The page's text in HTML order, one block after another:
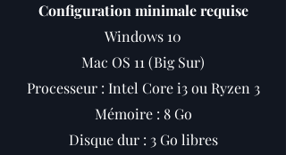
Configuration minimale requise
Windows 10
Mac OS 11 (Big Sur)
Processeur : Intel Core i3 ou Ryzen 3
Mémoire : 8 Go
Disque dur : 3 Go libres